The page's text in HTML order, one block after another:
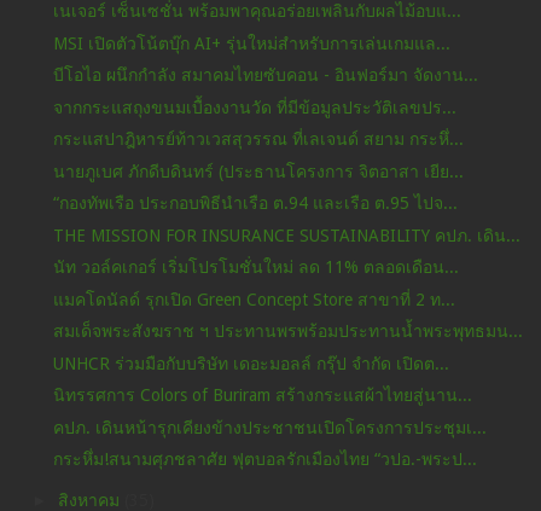
เนเจอร์ เซ็นเซชั่น พร้อมพาคุณอร่อยเพลินกับผลไม้อบแ...
MSI เปิดตัวโน้ตบุ๊ก AI+ รุ่นใหม่สำหรับการเล่นเกมแล...
บีโอไอ ผนึกกำลัง สมาคมไทยซับคอน - อินฟอร์มา จัดงาน...
จากกระแสถุงขนมเบื้องงานวัด ที่มีข้อมูลประวัติเลขปร...
กระแสปาฎิหารย์ท้าวเวสสุวรรณ ที่เลเจนด์ สยาม กระหึ่...
นายภูเบศ ภักดีบดินทร์ (ประธานโครงการ จิตอาสา เยีย...
“กองทัพเรือ ประกอบพิธีนำเรือ ต.94 และเรือ ต.95 ไปจ...
THE MISSION FOR INSURANCE SUSTAINABILITY คปภ. เดิน...
นัท วอล์คเกอร์ เริ่มโปรโมชั่นใหม่ ลด 11% ตลอดเดือน...
แมคโดนัลด์ รุกเปิด Green Concept Store สาขาที่ 2 ท...
สมเด็จพระสังฆราช ฯ ประทานพรพร้อมประทานน้ำพระพุทธมน...
UNHCR ร่วมมือกับบริษัท เดอะมอลล์ กรุ๊ป จำกัด เปิดต...
นิทรรศการ Colors of Buriram สร้างกระแสผ้าไทยสู่นาน...
คปภ. เดินหน้ารุกเคียงข้างประชาชนเปิดโครงการประชุมเ...
กระหึ่ม!สนามศุภชลาศัย ฟุตบอลรักเมืองไทย “วปอ.-พระป...
สิงหาคม